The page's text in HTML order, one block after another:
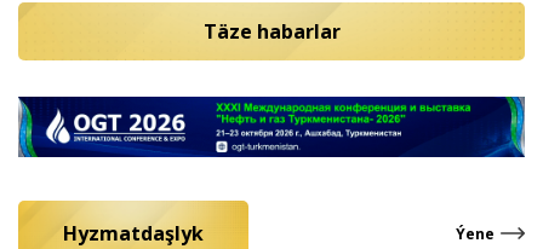
Täze habarlar
Hyzmatdaşlyk Ýene